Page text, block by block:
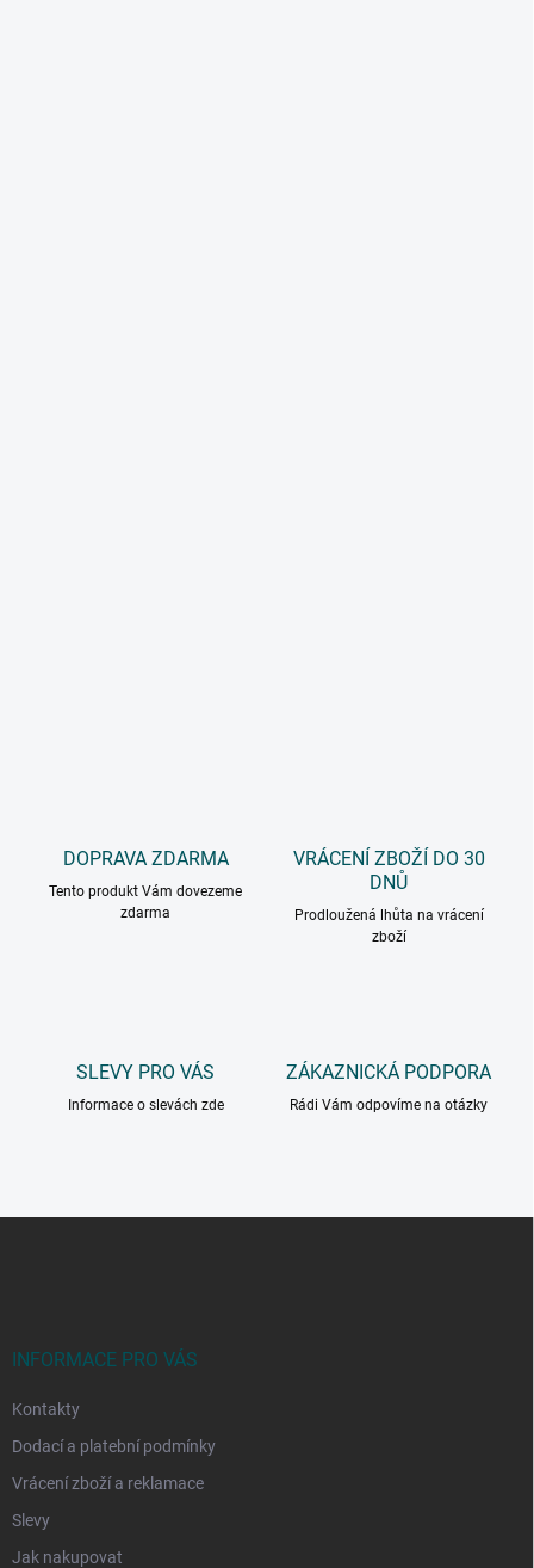
DOPRAVA ZDARMA
Tento produkt Vám dovezeme
zdarma
VRÁCENÍ ZBOŽÍ DO 30
DNŮ
Prodloužená lhůta na vrácení
zboží
SLEVY PRO VÁS
Informace o slevách zde
ZÁKAZNICKÁ PODPORA
Rádi Vám odpovíme na otázky
INFORMACE PRO VÁS
Kontakty
Dodací a platební podmínky
Vrácení zboží a reklamace
Slevy
Jak nakupovat